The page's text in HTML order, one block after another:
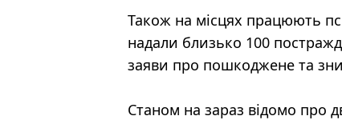
Також на місцях працюють
надали близько 100
заяви про пошкоджене та
Станом на зараз відомо про